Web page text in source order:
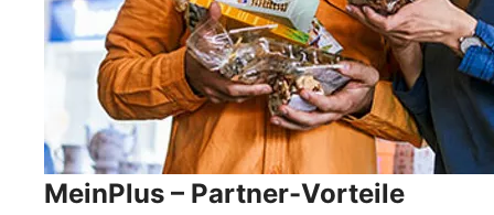
MeinPlus – Partner-Vorteile